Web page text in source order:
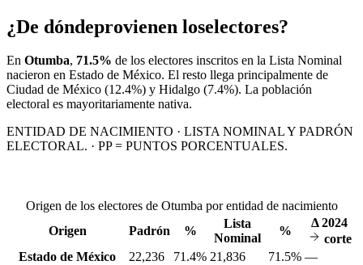
¿De dóndeprovienen loselectores?
En Otumba, 71.5% de los electores inscritos en la Lista Nominal
nacieron en Estado de México. El resto llega principalmente de
Ciudad de México (12.4%) y Hidalgo (7.4%). La población
electoral es mayoritariamente nativa.
ENTIDAD DE NACIMIENTO · LISTA NOMINAL Y PADRÓN
ELECTORAL. · PP = PUNTOS PORCENTUALES.
Origen de los electores de Otumba por entidad de nacimiento
Origen
Padrón %
Lista
Nominal
%
Δ2024
corte
Estado de México
22,236 71.4% 21,836 71.5% —